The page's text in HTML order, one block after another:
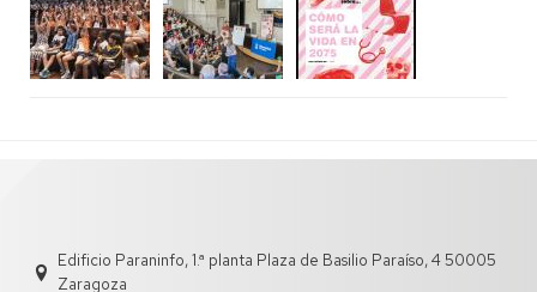
Edificio Paraninfo, 1.ª planta Plaza de Basilio Paraíso, 4 50005
Zaragoza